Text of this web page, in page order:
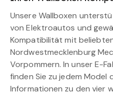
Unsere Wallboxen
von Elektroautos und
Kompatibilität mit
Nordwestmecklenburg
Vorpommern. In unser E-
finden Sie zu jedem Model
Informationen zu den vier